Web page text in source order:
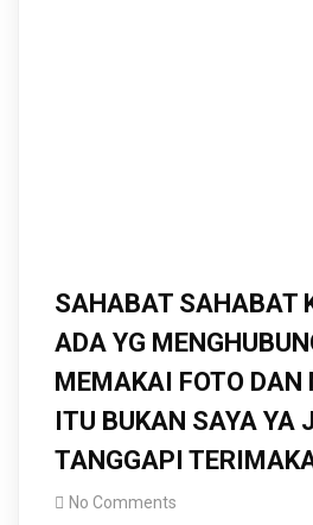
SAHABAT SAHABAT
ADA YG
MEMAKAI FOTO
ITU BUKAN SAYA YA
TANGGAPI
No Comments